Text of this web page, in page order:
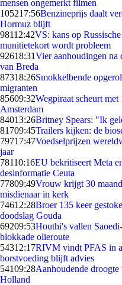
mensen ongemerkt filmen
105217:56Benzineprijs daalt
Hormuz blijft
98112:42VS: kans op
munitietekort wordt probleem
92618:31Vier aanhoudingen na
van Breda
87318:26Smokkelbende
migranten
85609:32Wegpiraat scheurt
Amsterdam
84013:26Britney Spears: "Ik
81709:45Trailers kijken: de
79717:47Voedselprijzen
jaar
78110:16EU bekritiseert Meta
desinformatie Ceuta
77809:49Vrouw krijgt 30
misdienaar in kerk
74612:28Broer 135 keer
doodslag Gouda
69209:53Houthi's vallen
blokkade olieroute
54312:17RIVM vindt PFAS in
borstvoeding blijft advies
54109:28Aanhoudende
Holland